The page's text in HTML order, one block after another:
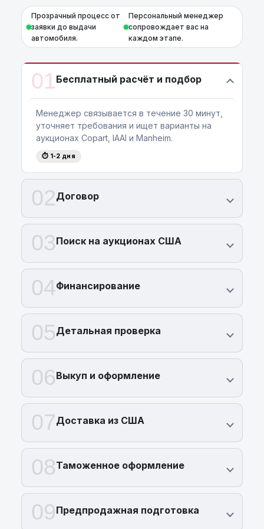
Прозрачный процесс от
заявки до выдачи
автомобиля.
Персональный менеджер
сопровождает вас на
каждом этапе.
01Бесплатный расчёт и подбор
Менеджер связывается в течение 30 минут,
уточняет требования и ищет варианты на
аукционах Copart, IAAI и Manheim.
⏱ 1-2 дня
02Договор
03Поиск на аукционах США
04Финансирование
05Детальная проверка
06Выкуп и оформление
07Доставка из США
08Таможенное оформление
09Предпродажная подготовка